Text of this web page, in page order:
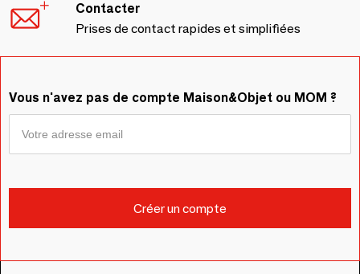
Contacter
Prises de contact rapides et simplifiées
Vous n'avez pas de compte Maison&Objet ou MOM ?